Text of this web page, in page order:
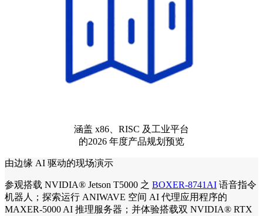
涵盖 x86、RISC 及工业平台
的2026 年度产品规划预览
由边缘 AI 驱动的现场演示
参观搭载 NVIDIA® Jetson T5000 之 BOXER-8741AI 语音指令
机器人；探索运行 ANIWAVE 空间 AI 代理应用程序的
MAXER-5000 AI 推理服务器；并体验搭载双 NVIDIA® RTX